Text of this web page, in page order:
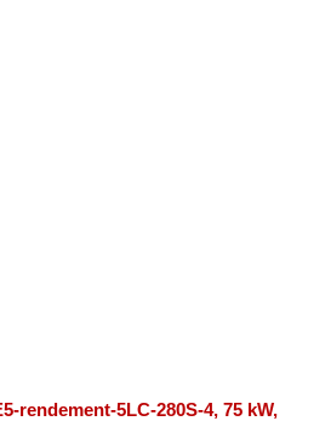
rendement-5LC-280S-4, 75 kW,